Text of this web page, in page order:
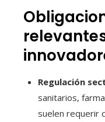
Regulación
sanitarios,
suelen requerir